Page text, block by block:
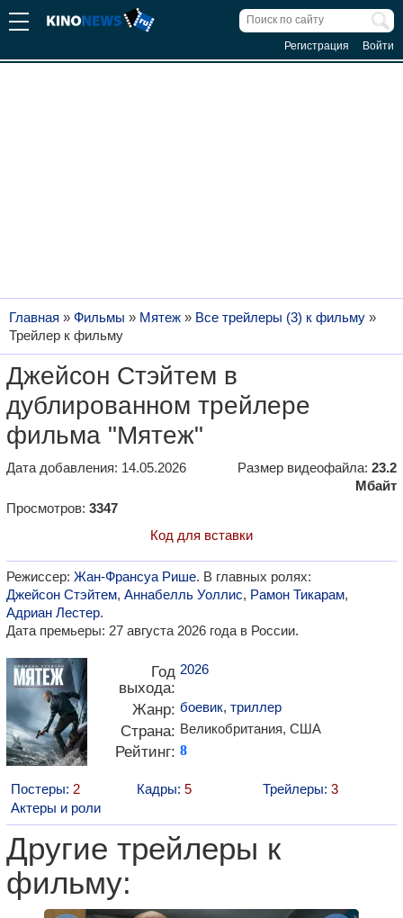
Регистрация Войти
Главная » Фильмы » Мятеж » Все трейлеры (3) к фильму »
Трейлер к фильму
Джейсон Стэйтем в
дублированном трейлере
фильма "Мятеж"
Дата добавления: 14.05.2026 Размер видеофайла: 23.2
Мбайт
Просмотров: 3347
Код для вставки
Режиссер: Жан-Франсуа Рише. В главных ролях:
Джейсон Стэйтем, Аннабелль Уоллис, Рамон Тикарам,
Адриан Лестер.
Дата премьеры: 27 августа 2026 года в России.
Год
выхода:
2026
Жанр: боевик, триллер
Страна: Великобритания, США
Рейтинг: 8
Постеры: 2 Кадры: 5 Трейлеры: 3
Актеры и роли
Другие трейлеры к
фильму: